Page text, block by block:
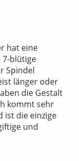
hat eine
7-blütige
Spindel
länger oder
die Gestalt
kommt sehr
ist die einzige
und